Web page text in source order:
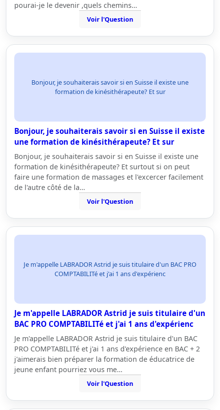
pourai-je le devenir ,quels chemins…
Voir l'Question
Bonjour, je souhaiterais savoir si en Suisse il existe une
formation de kinésithérapeute? Et sur
Bonjour, je souhaiterais savoir si en Suisse il existe
une formation de kinésithérapeute? Et sur
Bonjour, je souhaiterais savoir si en Suisse il existe une
formation de kinésithérapeute? Et surtout si on peut
faire une formation de massages et l'excercer facilement
de l'autre côté de la…
Voir l'Question
Je m'appelle LABRADOR Astrid je suis titulaire d'un BAC PRO
COMPTABILITé et j'ai 1 ans d'expérienc
Je m'appelle LABRADOR Astrid je suis titulaire d'un
BAC PRO COMPTABILITé et j'ai 1 ans d'expérienc
Je m'appelle LABRADOR Astrid je suis titulaire d'un BAC
PRO COMPTABILITé et j'ai 1 ans d'expérience en BAC + 2
j'aimerais bien préparer la formation de éducatrice de
jeune enfant pourriez vous me…
Voir l'Question